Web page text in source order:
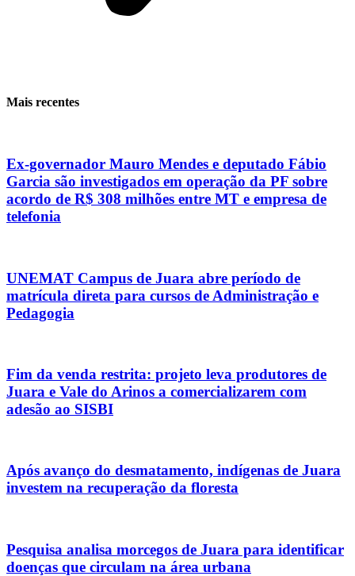
Mais recentes
Ex-governador Mauro Mendes e deputado Fábio
Garcia são investigados em operação da PF sobre
acordo de R$ 308 milhões entre MT e empresa de
telefonia
UNEMAT Campus de Juara abre período de
matrícula direta para cursos de Administração e
Pedagogia
Fim da venda restrita: projeto leva produtores de
Juara e Vale do Arinos a comercializarem com
adesão ao SISBI
Após avanço do desmatamento, indígenas de Juara
investem na recuperação da floresta
Pesquisa analisa morcegos de Juara para identificar
doenças que circulam na área urbana